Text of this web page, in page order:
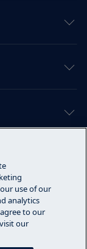
use of our
analytics
to our
our